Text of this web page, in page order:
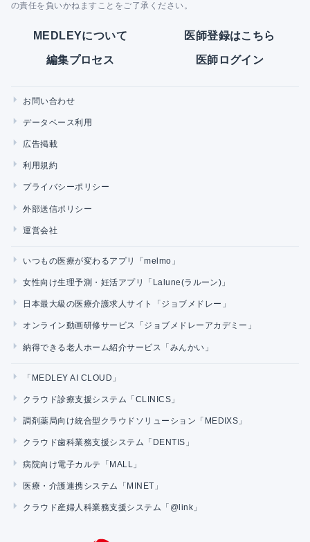
の責任を負いかねますことをご了承ください。
MEDLEYについて 医師登録はこちら
編集プロセス 医師ログイン
お問い合わせ
データベース利用
広告掲載
利用規約
プライバシーポリシー
外部送信ポリシー
運営会社
いつもの医療が変わるアプリ「melmo」
女性向け生理予測・妊活アプリ「Lalune(ラルーン)」
日本最大級の医療介護求人サイト「ジョブメドレー」
オンライン動画研修サービス「ジョブメドレーアカデミー」
納得できる老人ホーム紹介サービス「みんかい」
「MEDLEY AI CLOUD」
クラウド診療支援システム「CLINICS」
調剤薬局向け統合型クラウドソリューション「MEDIXS」
クラウド歯科業務支援システム「DENTIS」
病院向け電子カルテ「MALL」
医療・介護連携システム「MINET」
クラウド産婦人科業務支援システム「@link」